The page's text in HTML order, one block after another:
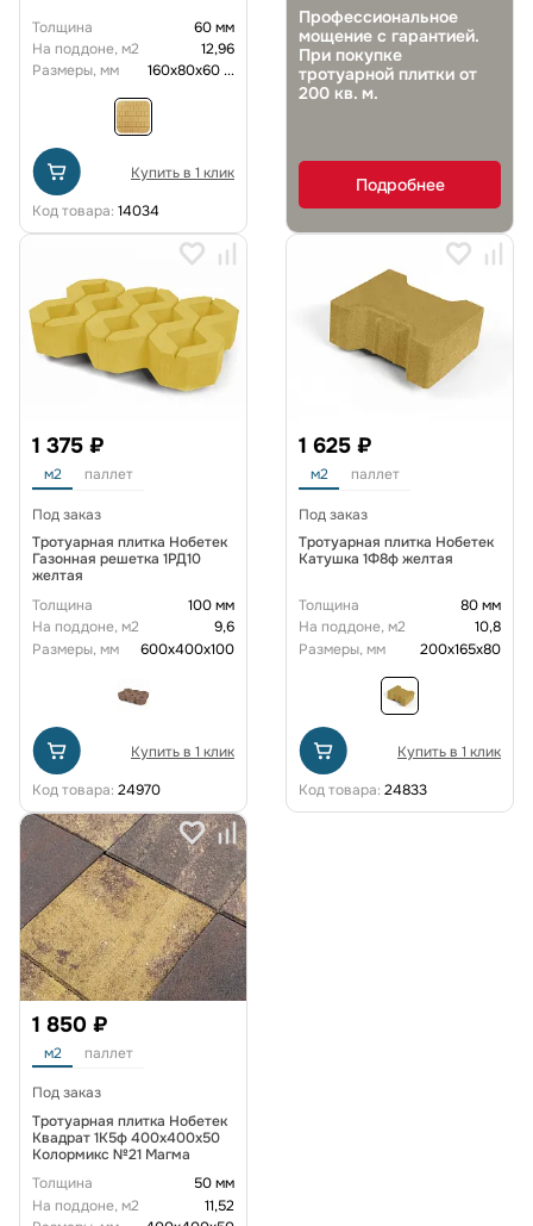
Толщина
60 мм
На поддоне, м2
12,96
Размеры, мм
160х80х60...
Купить в 1 клик
Код товара: 14034
Профессиональное
мощение с гарантией.
При покупке
тротуарной плитки от
200 кв. м.
Подробнее
1 375 ₽
м2 паллет
Под заказ
Тротуарная плитка Нобетек
Газонная решетка 1РД10
желтая
Толщина
100 мм
На поддоне, м2
9,6
Размеры, мм
600х400х100
Купить в 1 клик
Код товара: 24970
1 625 ₽
м2 паллет
Под заказ
Тротуарная плитка Нобетек
Катушка 1Ф8ф желтая
Толщина
80 мм
На поддоне, м2
10,8
Размеры, мм
200х165х80
Купить в 1 клик
Код товара: 24833
1 850 ₽
м2 паллет
Под заказ
Тротуарная плитка Нобетек
Квадрат 1К5ф 400x400x50
Колормикс №21 Магма
Толщина
50 мм
На поддоне, м2
11,52